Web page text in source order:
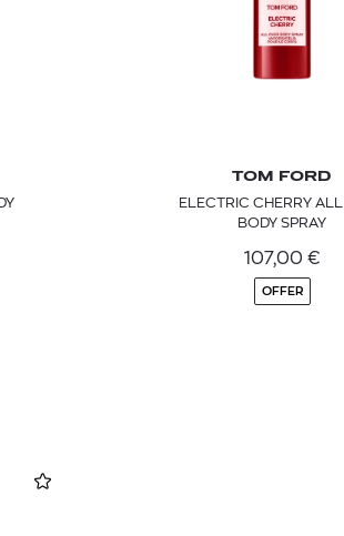
TOM FORD
ELECTRIC CHERRY
BODY SPRAY
107,00 €
OFFER